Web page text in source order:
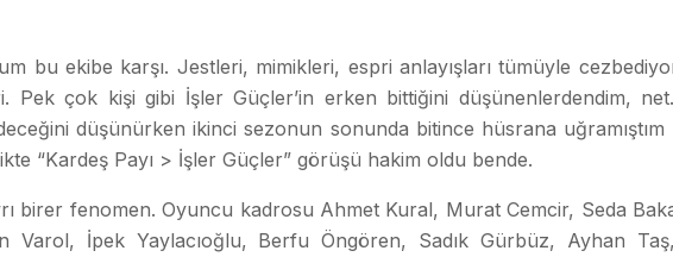
bu ekibe karşı. Jestleri, mimikleri, espri anlayışları tümüyle
Pek çok kişi gibi İşler Güçler’in erken bittiğini düşünenlerdendim,
düşünürken ikinci sezonun sonunda bitince hüsrana uğramıştım
“Kardeş Payı > İşler Güçler” görüşü hakim oldu bende.
birer fenomen. Oyuncu kadrosu Ahmet Kural, Murat Cemcir, Seda
Varol, İpek Yaylacıoğlu, Berfu Öngören, Sadık Gürbüz, Ayhan